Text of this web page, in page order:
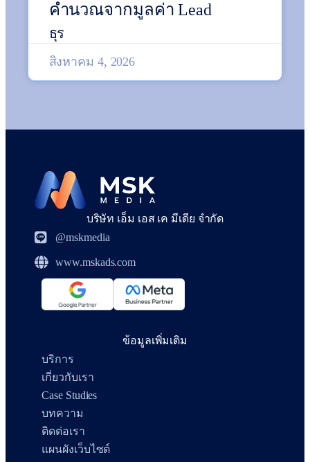
คำนวณจากมูลค่า Lead
ธุร
สิงหาคม 4, 2026
บริษัท เอ็ม เอส เค มีเดีย จำกัด
@mskmedia
www.mskads.com
ข้อมูลเพิ่มเติม
บริการ
เกี่ยวกับเรา
Case Studies
บทความ
ติดต่อเรา
แผนผังเว็บไซต์